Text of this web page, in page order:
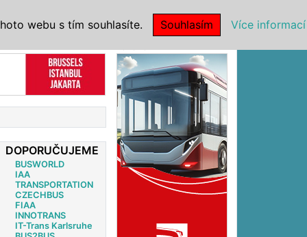
DOPORUČUJEME
BUSWORLD
IAA
TRANSPORTATION
CZECHBUS
FIAA
INNOTRANS
IT-Trans Karlsruhe
webu s tím souhlasíte. Souhlasím Více informací